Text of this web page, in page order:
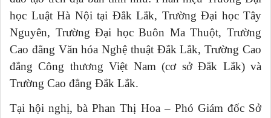
học Luật Hà Nội tại Đắk Lắk, Trường Đại học Tây
Nguyên, Trường Đại học Buôn Ma Thuột, Trường
Cao đẳng Văn hóa Nghệ thuật Đắk Lắk, Trường Cao
đẳng Công thương Việt Nam (cơ sở Đắk Lắk) và
Trường Cao đẳng Đắk Lắk.
Tại hội nghị, bà Phan Thị Hoa – Phó Giám đốc Sở